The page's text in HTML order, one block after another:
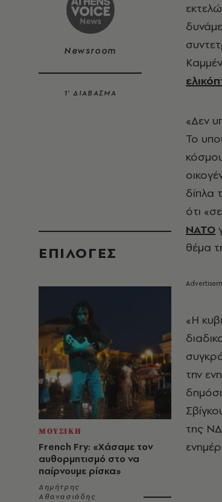
Newsroom
1’ ΔΙΑΒΑΣΜΑ
EΠΙΛΟΓΈΣ
ΜΟΥΣΙΚΗ
French Fry: «Χάσαμε τον
αυθορμητισμό στο να
παίρνουμε ρίσκα»
Δημήτρης
Αθανασιάδης
«Δεν
Το
δίπλα
ότι
ΝΑΤΟ
θέμα
«Η
την
της